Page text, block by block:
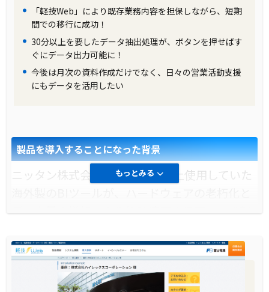
「軽技Web」により既存業務内容を担保しながら、短期
間での移行に成功！
30分以上を要したデータ抽出処理が、ボタンを押せばす
ぐにデータ出力可能に！
今後は月次の資料作成だけでなく、日々の営業活動支援
にもデータを活用したい
もっとみる
製品を導入することになった背景
ニッタン株式会社では、15年以上使用していた
データ量の増加により処理速度の低下を引き起
ました。これに加え、ソフトウェアのサポート
終了も迫っており、新たな解決策を必要として
いました。